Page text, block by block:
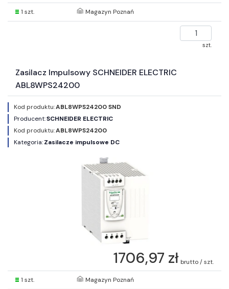
1 szt. Magazyn Poznań
szt.
Zasilacz Impulsowy SCHNEIDER ELECTRIC
ABL8WPS24200
Kod produktu:ABL8WPS24200 SND
Producent:SCHNEIDER ELECTRIC
Kod produktu:ABL8WPS24200
Kategoria:Zasilacze impulsowe DC
1706,97 zł brutto / szt.
1 szt. Magazyn Poznań